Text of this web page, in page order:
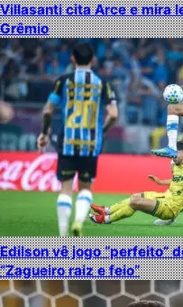
Villasanti cita Arce e mira
Grêmio
Edilson vê jogo “perfeito”
“Zagueiro raiz e feio”